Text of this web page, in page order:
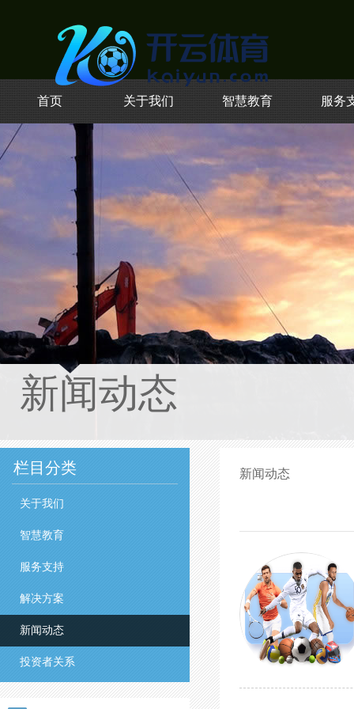
首页 关于我们 智慧教育 服务
新闻动态
栏目分类
关于我们
智慧教育
服务支持
解决方案
新闻动态
投资者关系
新闻动态